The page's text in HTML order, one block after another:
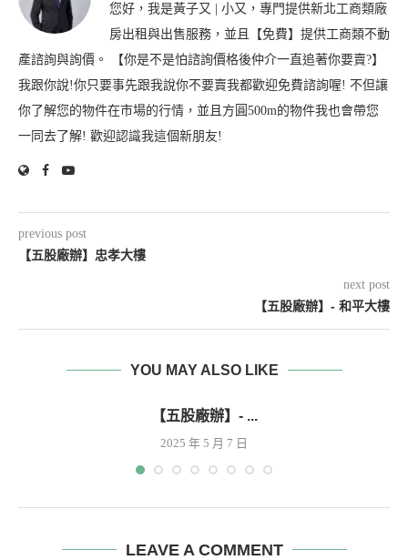
您好，我是黃子又 | 小又，專門提供新北工商類廠
房出租與出售服務，並且【免費】提供工商類不動
產諮詢與詢價。 【你是不是怕諮詢價格後仲介一直追著你要賣?】
我跟你說!你只要事先跟我說你不要賣我都歡迎免費諮詢喔! 不但讓
你了解您的物件在市場的行情，並且方圓500m的物件我也會帶您
一同去了解! 歡迎認識我這個新朋友!
previous post
【五股廠辦】忠孝大樓
next post
【五股廠辦】- 和平大樓
YOU MAY ALSO LIKE
【五股廠辦】- ...
2025 年 5 月 7 日
LEAVE A COMMENT